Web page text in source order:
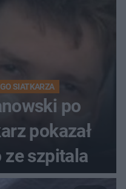
SIATKARZA
po
pokazał
szpitala